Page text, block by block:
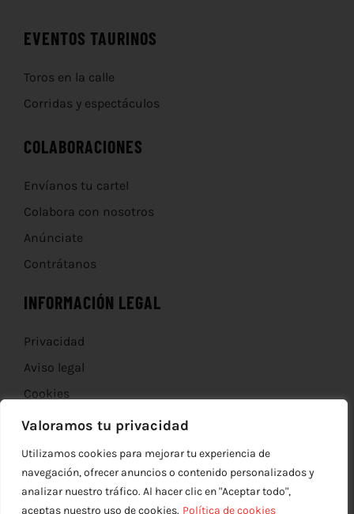
Valoramos tu privacidad
Utilizamos cookies para mejorar tu experiencia de
navegación, ofrecer anuncios o contenido personalizados y
analizar nuestro tráfico. Al hacer clic en "Aceptar todo",
aceptas nuestro uso de cookies. Política de cookies
EVENTOS TAURINOS
Toros en la calle
Corridas y espectáculos
COLABORACIONES
Envíanos tu cartel
Colabora con nosotros
Anúnciate
Contrátanos
INFORMACIÓN LEGAL
Privacidad
Aviso legal
Cookies
Devoluciones